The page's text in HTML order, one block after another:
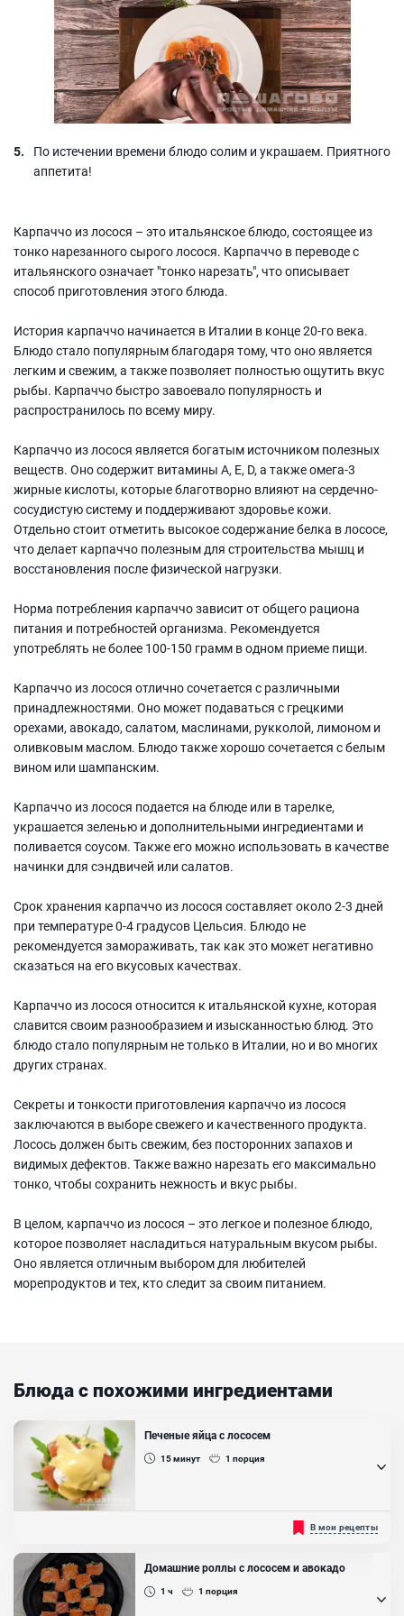
По истечении времени блюдо солим и украшаем. Приятного
аппетита!
Карпаччо из лосося – это итальянское блюдо, состоящее из
тонко нарезанного сырого лосося. Карпаччо в переводе с
итальянского означает "тонко нарезать", что описывает
способ приготовления этого блюда.
История карпаччо начинается в Италии в конце 20-го века.
Блюдо стало популярным благодаря тому, что оно является
легким и свежим, а также позволяет полностью ощутить вкус
рыбы. Карпаччо быстро завоевало популярность и
распространилось по всему миру.
Карпаччо из лосося является богатым источником полезных
веществ. Оно содержит витамины А, Е, D, а также омега-3
жирные кислоты, которые благотворно влияют на сердечно-
сосудистую систему и поддерживают здоровье кожи.
Отдельно стоит отметить высокое содержание белка в лососе,
что делает карпаччо полезным для строительства мышц и
восстановления после физической нагрузки.
Норма потребления карпаччо зависит от общего рациона
питания и потребностей организма. Рекомендуется
употреблять не более 100-150 грамм в одном приеме пищи.
Карпаччо из лосося отлично сочетается с различными
принадлежностями. Оно может подаваться с грецкими
орехами, авокадо, салатом, маслинами, рукколой, лимоном и
оливковым маслом. Блюдо также хорошо сочетается с белым
вином или шампанским.
Карпаччо из лосося подается на блюде или в тарелке,
украшается зеленью и дополнительными ингредиентами и
поливается соусом. Также его можно использовать в качестве
начинки для сэндвичей или салатов.
Срок хранения карпаччо из лосося составляет около 2-3 дней
при температуре 0-4 градусов Цельсия. Блюдо не
рекомендуется замораживать, так как это может негативно
сказаться на его вкусовых качествах.
Карпаччо из лосося относится к итальянской кухне, которая
славится своим разнообразием и изысканностью блюд. Это
блюдо стало популярным не только в Италии, но и во многих
других странах.
Секреты и тонкости приготовления карпаччо из лосося
заключаются в выборе свежего и качественного продукта.
Лосось должен быть свежим, без посторонних запахов и
видимых дефектов. Также важно нарезать его максимально
тонко, чтобы сохранить нежность и вкус рыбы.
В целом, карпаччо из лосося – это легкое и полезное блюдо,
которое позволяет насладиться натуральным вкусом рыбы.
Оно является отличным выбором для любителей
морепродуктов и тех, кто следит за своим питанием.
Блюда с похожими ингредиентами
Печеные яйца с лососем
15минут 1 порция
Не знаешь какой бы завтрак приготовить на быструю рука, да
так, чтобы вкусно, сытно и питательно? Приготовь запечённые
яйца с лососем, таким образом твой завтрак получится не только
вкусным, но и полезным, так как лосось улучшает
кровообращение, содержит важные для нашего организма
витамины, воздействует на клетки мозга, которые уменьшают
проблемы с концентрацией, вниманием, памятью....
В мои рецепты
Домашние роллы с лососем и авокадо
1 ч 1 порция